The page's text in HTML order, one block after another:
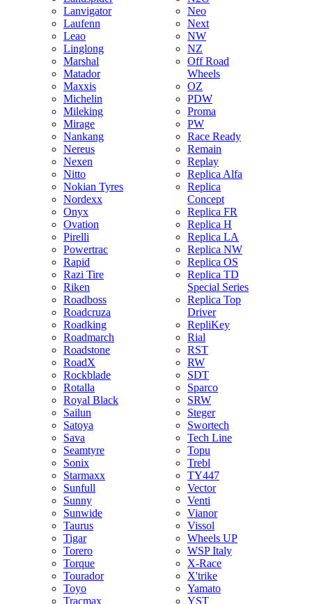
Lanvigator
Laufenn
Leao
Linglong
Marshal
Matador
Maxxis
Michelin
Mileking
Mirage
Nankang
Nereus
Nexen
Nitto
Nokian Tyres
Nordexx
Onyx
Ovation
Pirelli
Powertrac
Rapid
Razi Tire
Riken
Roadboss
Roadcruza
Roadking
Roadmarch
Roadstone
RoadX
Rockblade
Rotalla
Royal Black
Sailun
Satoya
Sava
Seamtyre
Sonix
Starmaxx
Sunfull
Sunny
Sunwide
Taurus
Tigar
Torero
Torque
Tourador
Toyo
Tracmax
Neo
Next
NW
NZ
Off Road
Wheels
OZ
PDW
Proma
PW
Race Ready
Remain
Replay
Replica Alfa
Replica
Concept
Replica FR
Replica H
Replica LA
Replica NW
Replica OS
Replica TD
Special Series
Replica Top
Driver
RepliKey
Rial
RST
RW
SDT
Sparco
SRW
Steger
Swortech
Tech Line
Topu
Trebl
TY447
Vector
Venti
Vianor
Vissol
Wheels UP
WSP Italy
X-Race
X'trike
Yamato
YST